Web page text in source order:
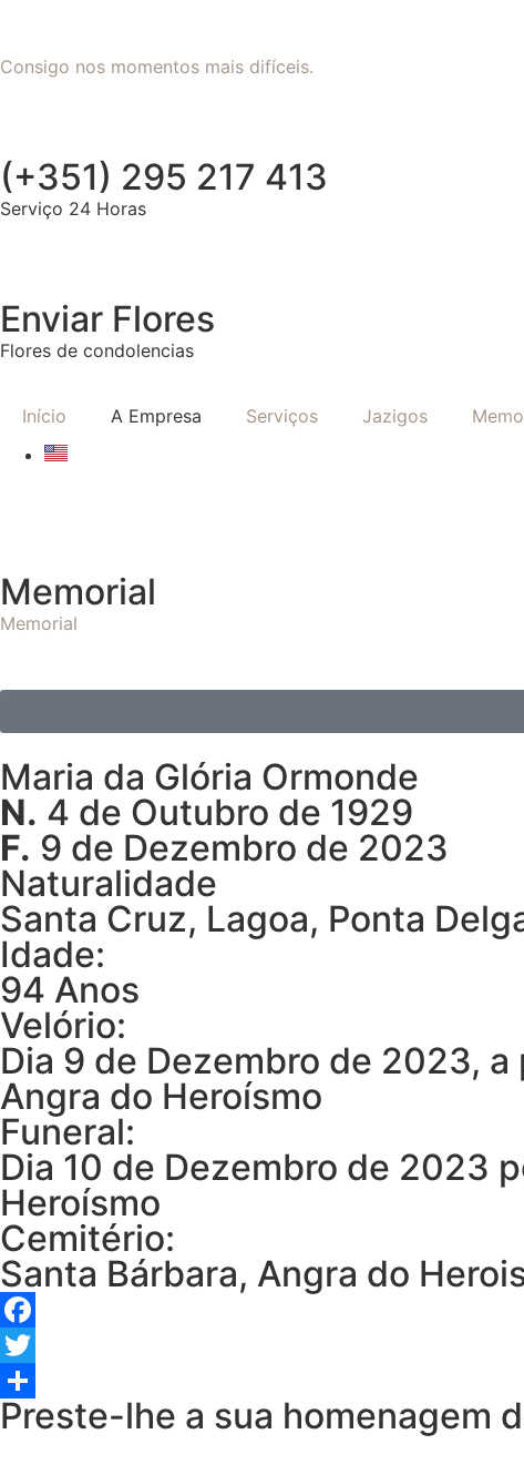
Consigo nos momentos mais difíceis.
(+351) 295 217 413
Serviço 24 Horas
Enviar Flores
Flores de condolencias
Início A Empresa Serviços Jazigos
Memorial
Memorial
Maria da Glória Ormonde
N. 4 de Outubro de 1929
F. 9 de Dezembro de 2023
Naturalidade
Santa Cruz, Lagoa, Ponta
Idade:
94 Anos
Velório:
Dia 9 de Dezembro de 2023,
Angra do Heroísmo
Funeral:
Dia 10 de Dezembro de 2023
Heroísmo
Cemitério:
Santa Bárbara, Angra do
Facebook
Twitter
Share
Preste-lhe a sua homenagem